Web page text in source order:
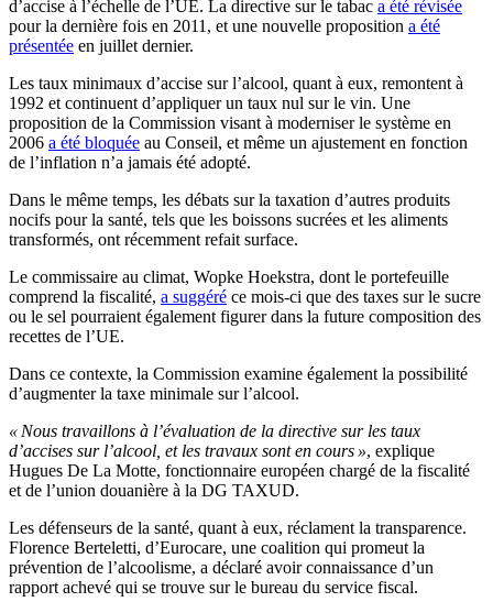
d’accise à l’échelle de l’UE. La directive sur le tabac a été révisée
pour la dernière fois en 2011, et une nouvelle proposition a été
présentée en juillet dernier.
Les taux minimaux d’accise sur l’alcool, quant à eux, remontent à
1992 et continuent d’appliquer un taux nul sur le vin. Une
proposition de la Commission visant à moderniser le système en
2006 a été bloquée au Conseil, et même un ajustement en fonction
de l’inflation n’a jamais été adopté.
Dans le même temps, les débats sur la taxation d’autres produits
nocifs pour la santé, tels que les boissons sucrées et les aliments
transformés, ont récemment refait surface.
Le commissaire au climat, Wopke Hoekstra, dont le portefeuille
comprend la fiscalité, a suggéré ce mois-ci que des taxes sur le sucre
ou le sel pourraient également figurer dans la future composition des
recettes de l’UE.
Dans ce contexte, la Commission examine également la possibilité
d’augmenter la taxe minimale sur l’alcool.
« Nous travaillons à l’évaluation de la directive sur les taux
d’accises sur l’alcool, et les travaux sont en cours », explique
Hugues De La Motte, fonctionnaire européen chargé de la fiscalité
et de l’union douanière à la DG TAXUD.
Les défenseurs de la santé, quant à eux, réclament la transparence.
Florence Berteletti, d’Eurocare, une coalition qui promeut la
prévention de l’alcoolisme, a déclaré avoir connaissance d’un
rapport achevé qui se trouve sur le bureau du service fiscal.